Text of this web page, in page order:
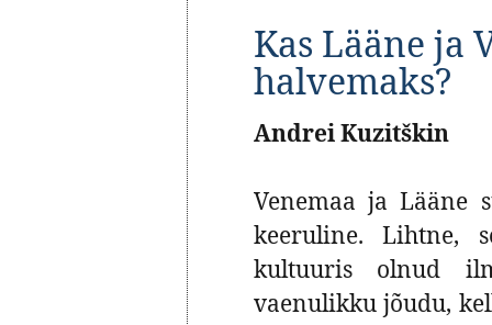
Kas Lääne ja
halvemaks?
Andrei Kuzitškin
Venemaa ja
keeruline. Lihtne,
kultuuris olnud
vaenulikku jõudu,